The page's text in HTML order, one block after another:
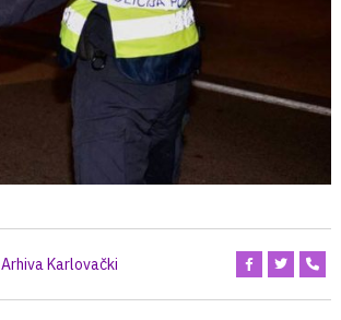
Arhiva Karlovački